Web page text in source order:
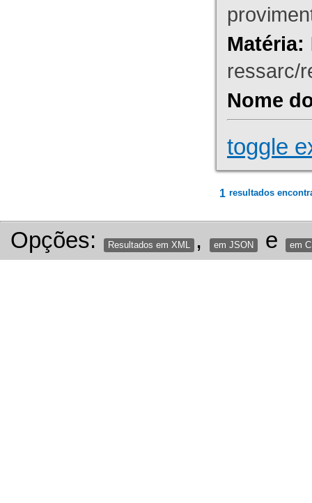
Matéria:
ressarc/
Nome
toggle
1 resultados
Opções: Resultados em XML , em JSON e em